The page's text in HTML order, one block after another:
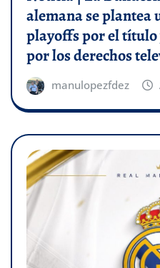
alemana se plantea
playoffs por el título
por los derechos
manulopezfdez